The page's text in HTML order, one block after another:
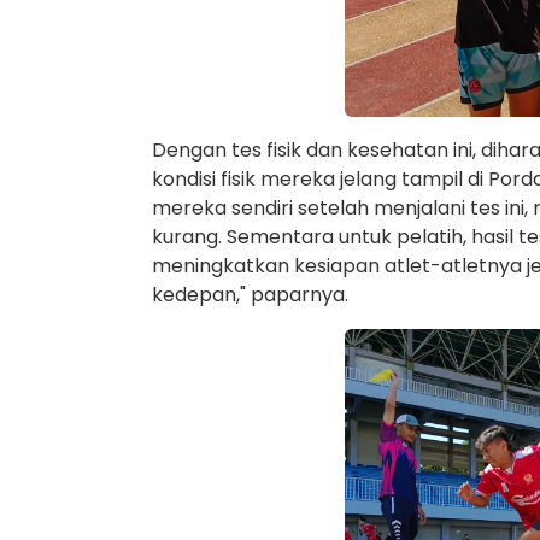
Dengan tes fisik dan kesehatan ini,
kondisi fisik mereka jelang tampil di
mereka sendiri setelah menjalani tes
kurang. Sementara untuk pelatih, hasil
meningkatkan kesiapan atlet-atletnya
kedepan," paparnya.